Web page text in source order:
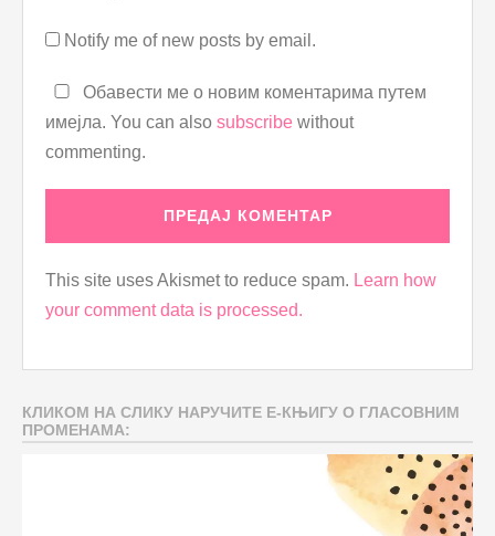
Notify me of new posts by email.
Обавести ме о новим коментарима путем
имејла. You can also subscribe without
commenting.
This site uses Akismet to reduce spam. Learn how
your comment data is processed.
КЛИКОМ НА СЛИКУ НАРУЧИТЕ Е-КЊИГУ О ГЛАСОВНИМ
ПРОМЕНАМА: